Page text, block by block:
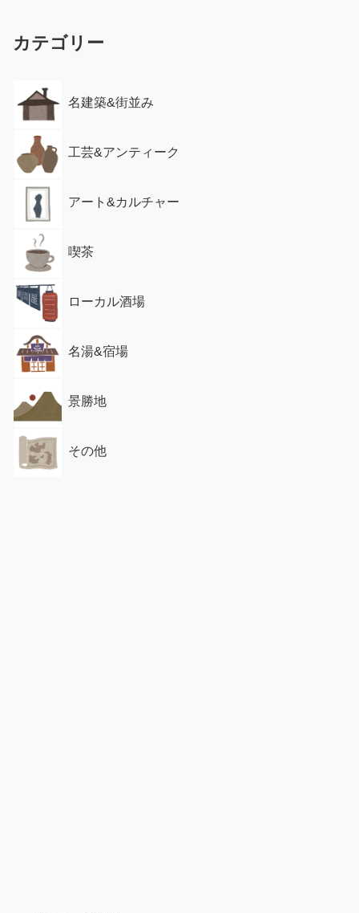
カテゴリー
名建築&街並み
工芸&アンティーク
アート&カルチャー
喫茶
ローカル酒場
名湯&宿場
景勝地
その他